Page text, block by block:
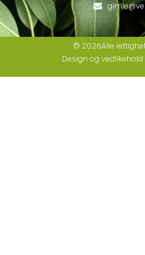
© 2026Alle
Design og vedlikehold